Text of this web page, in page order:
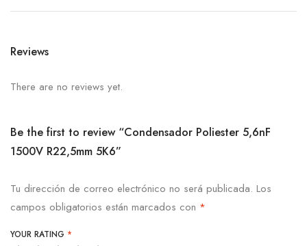
Reviews
There are no reviews yet.
Be the first to review “Condensador Poliester 5,6nF
1500V R22,5mm 5K6”
Tu dirección de correo electrónico no será publicada. Los
campos obligatorios están marcados con *
YOUR RATING *